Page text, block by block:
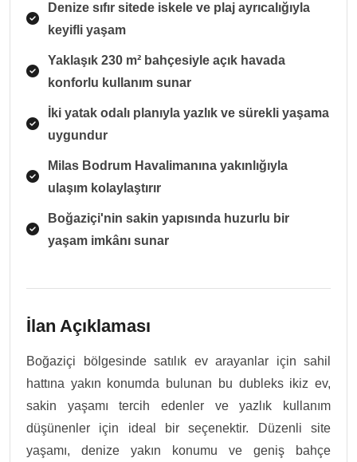
Denize sıfır sitede iskele ve plaj ayrıcalığıyla
keyifli yaşam
Yaklaşık 230 m² bahçesiyle açık havada
konforlu kullanım sunar
İki yatak odalı planıyla yazlık ve sürekli yaşama
uygundur
Milas Bodrum Havalimanına yakınlığıyla
ulaşım kolaylaştırır
Boğaziçi'nin sakin yapısında huzurlu bir
yaşam imkânı sunar
İlan Açıklaması
Boğaziçi bölgesinde satılık ev arayanlar için sahil
hattına yakın konumda bulunan bu dubleks ikiz ev,
sakin yaşamı tercih edenler ve yazlık kullanım
düşünenler için ideal bir seçenektir. Düzenli site
yaşamı, denize yakın konumu ve geniş bahçe